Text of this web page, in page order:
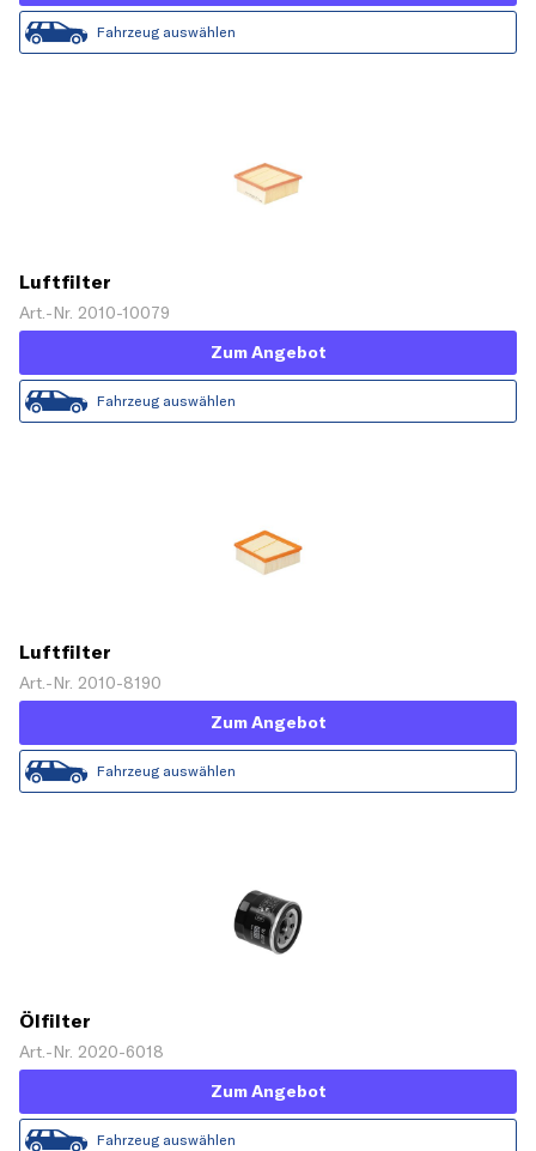
Fahrzeug auswählen
Luftfilter
Art.-Nr. 2010-10079
Zum Angebot
Fahrzeug auswählen
Luftfilter
Art.-Nr. 2010-8190
Zum Angebot
Fahrzeug auswählen
Ölfilter
Art.-Nr. 2020-6018
Zum Angebot
Fahrzeug auswählen